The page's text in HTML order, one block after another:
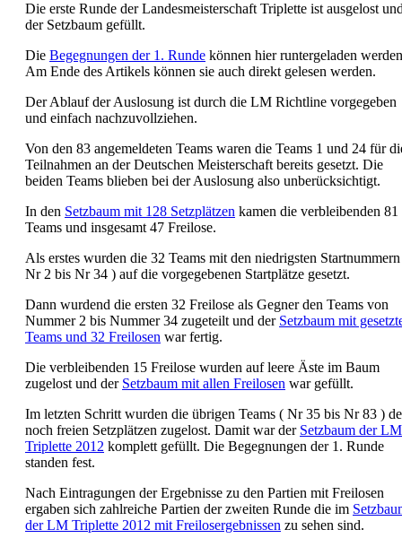
Die erste Runde der Landesmeisterschaft Triplette ist ausgelost
der Setzbaum gefüllt.
Die Begegnungen der 1. Runde können hier runtergeladen
Am Ende des Artikels können sie auch direkt gelesen werden.
Der Ablauf der Auslosung ist durch die LM Richtline vorgegeben
und einfach nachzuvollziehen.
Von den 83 angemeldeten Teams waren die Teams 1 und 24 für
Teilnahmen an der Deutschen Meisterschaft bereits gesetzt. Die
beiden Teams blieben bei der Auslosung also unberücksichtigt.
In den Setzbaum mit 128 Setzplätzen kamen die verbleibenden 81
Teams und insgesamt 47 Freilose.
Als erstes wurden die 32 Teams mit den niedrigsten
Nr 2 bis Nr 34 ) auf die vorgegebenen Startplätze gesetzt.
Dann wurdend die ersten 32 Freilose als Gegner den Teams von
Nummer 2 bis Nummer 34 zugeteilt und der Setzbaum mit
Teams und 32 Freilosen war fertig.
Die verbleibenden 15 Freilose wurden auf leere Äste im Baum
zugelost und der Setzbaum mit allen Freilosen war gefüllt.
Im letzten Schritt wurden die übrigen Teams ( Nr 35 bis Nr 83 )
noch freien Setzplätzen zugelost. Damit war der Setzbaum der LM
Triplette 2012 komplett gefüllt. Die Begegnungen der 1. Runde
standen fest.
Nach Eintragungen der Ergebnisse zu den Partien mit Freilosen
ergaben sich zahlreiche Partien der zweiten Runde die im
der LM Triplette 2012 mit Freilosergebnissen zu sehen sind.